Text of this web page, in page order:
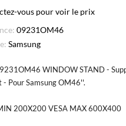
vous pour voir le prix
09231OM46
Samsung
WINDOW STAND -
- Pour Samsung OM46''.
200X200 VESA MAX 600X400